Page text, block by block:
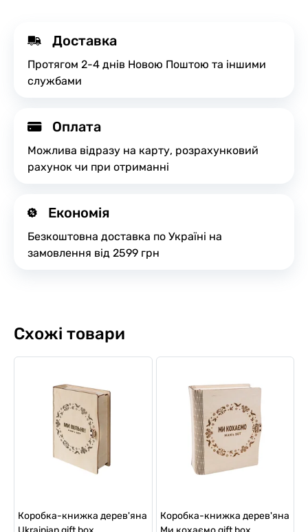
Доставка
Протягом 2-4 днів Новою Поштою та іншими
службами
Оплата
Можлива відразу на карту, розрахунковий
рахунок чи при отриманні
Економія
Безкоштовна доставка по Україні на
замовлення від 2599 грн
Схожі товари
Коробка-книжка дерев'яна
Коробка-книжка дерев'яна